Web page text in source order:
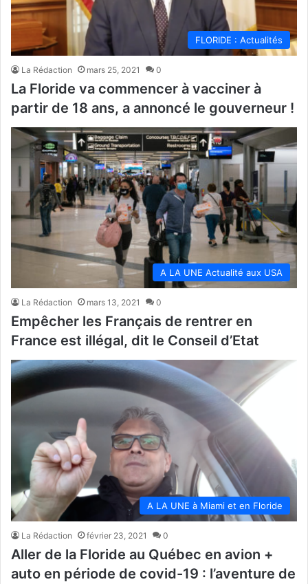
FLORIDE : Actualités
La Rédaction mars 25, 2021 0
La Floride va commencer à vacciner à
partir de 18 ans, a annoncé le gouverneur !
A LA UNE Actualité aux USA
La Rédaction mars 13, 2021 0
Empêcher les Français de rentrer en
France est illégal, dit le Conseil d’Etat
A LA UNE à Miami et en Floride
La Rédaction février 23, 2021 0
Aller de la Floride au Québec en avion +
auto en période de covid-19 : l’aventure de